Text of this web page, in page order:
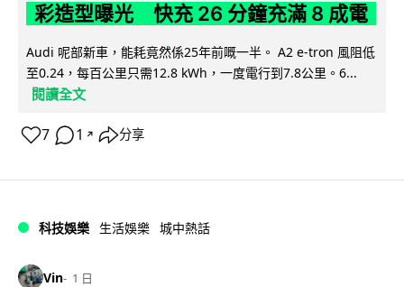
彩造型曝光 快充 26 分鐘充滿 8 成電
Audi 呢部新車，能耗竟然係25年前嘅一半。 A2 e-tron 風阻低
至0.24，每百公里只需12.8 kWh，一度電行到7.8公里。6...
閱讀全文
7 1 ↗ 分享
科技娛樂 生活娛樂 城中熱話
Vin 1 日